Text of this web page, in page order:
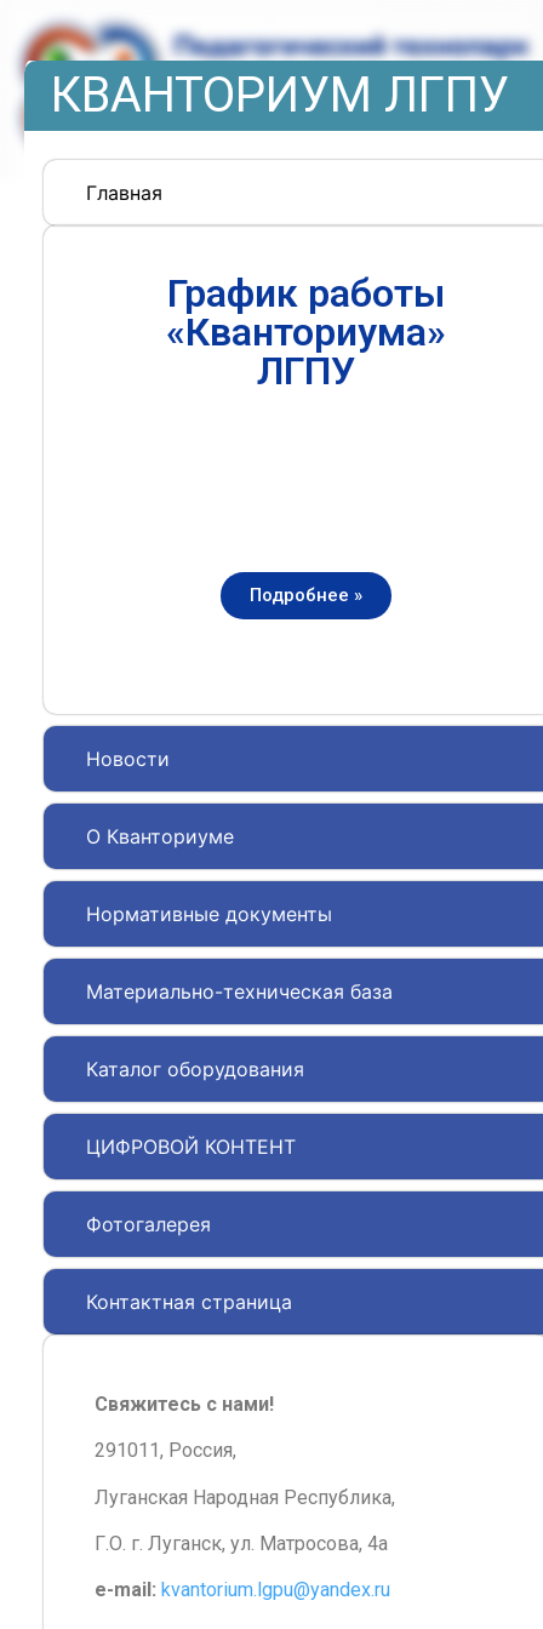
КВАНТОРИУМ ЛГПУ
Главная
Новости
О Кванториуме
Нормативные документы
Материально-техническая база
Каталог оборудования
ЦИФРОВОЙ КОНТЕНТ
Фотогалерея
Контактная страница
График работы
«Кванториума»
ЛГПУ
Подробнее »
Свяжитесь с нами!
291011, Россия,
Луганская Народная Республика,
Г.О. г. Луганск, ул. Матросова, 4а
e-mail: kvantorium.lgpu@yandex.ru